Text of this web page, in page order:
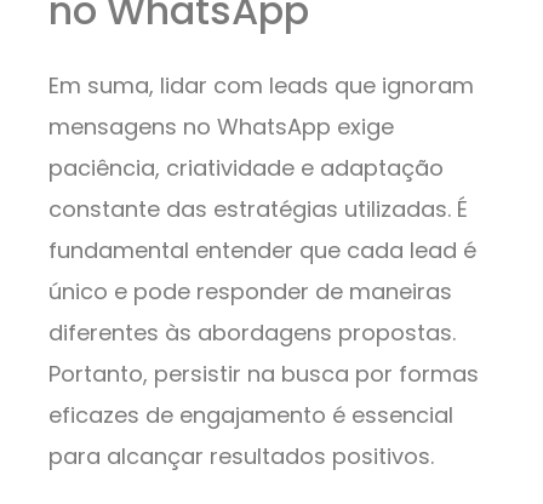
Em suma, lidar com leads que ignoram
mensagens no WhatsApp exige
paciência, criatividade e adaptação
constante das estratégias utilizadas. É
fundamental entender que cada lead é
único e pode responder de maneiras
diferentes às abordagens propostas.
Portanto, persistir na busca por formas
eficazes de engajamento é essencial
para alcançar resultados positivos.